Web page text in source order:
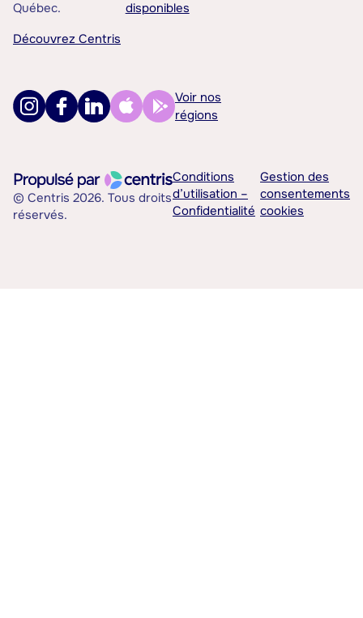
Québec.
Découvrez Centris
disponibles
Voir nos
régions
© Centris 2026. Tous droits
réservés.
Conditions
d’utilisation –
Confidentialité
Gestion des
consentements
cookies